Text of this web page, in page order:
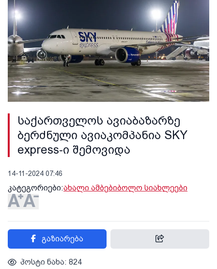
საქართველოს ავიაბაზარზე
ბერძნული ავიაკომპანია SKY
express-ი შემოვიდა
14-11-2024 07:46
კატეგორიები:ახალი ამბებიბოლო სიახლეები
გაზიარება
პოსტი ნახა: 824